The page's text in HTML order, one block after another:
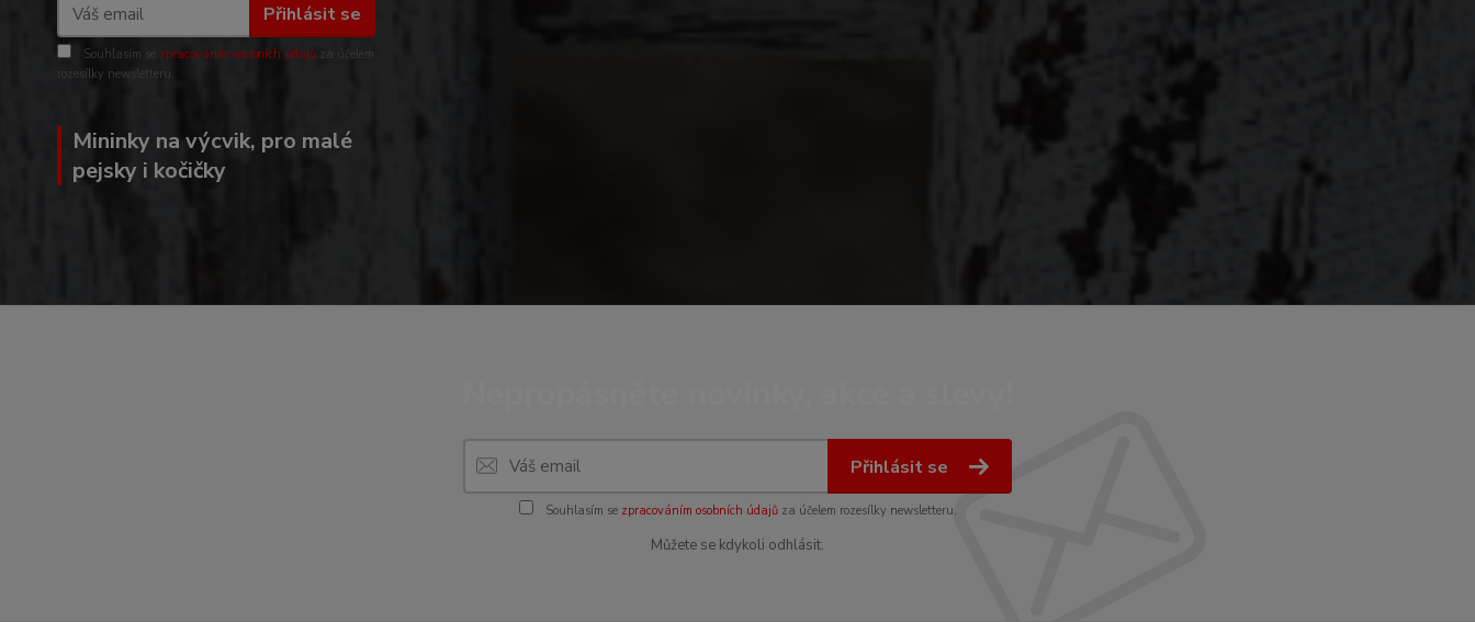
Přihlásit se
Souhlasím se zpracováním osobních údajů za účelem
rozesílky newsletteru.
Mininky na výcvik, pro malé
pejsky i kočičky
Přihlásit se
Souhlasím se zpracováním osobních údajůza účelem rozesílky newsletteru.
Můžete se kdykoli odhlásit.